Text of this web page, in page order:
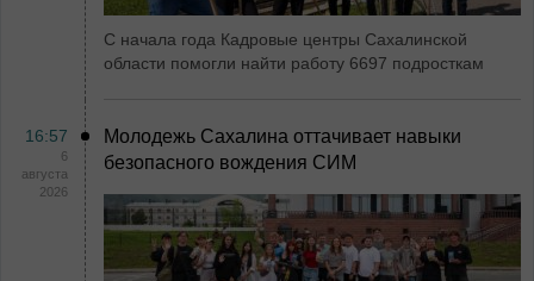
С начала года Кадровые центры Сахалинской
области помогли найти работу 6697 подросткам
16:57
6
августа
2026
Молодежь Сахалина оттачивает навыки
безопасного вождения СИМ